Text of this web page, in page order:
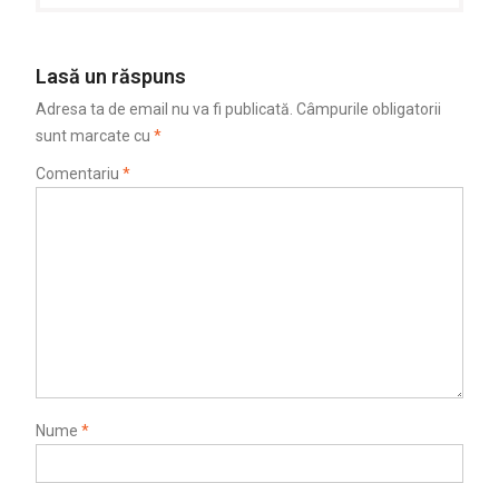
Lasă un răspuns
Adresa ta de email nu va fi publicată. Câmpurile obligatorii
sunt marcate cu *
Comentariu *
Nume *